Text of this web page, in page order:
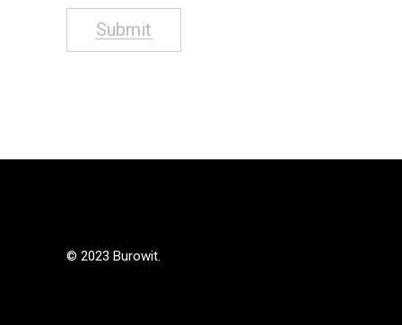
Submit
© 2023 Burowit.